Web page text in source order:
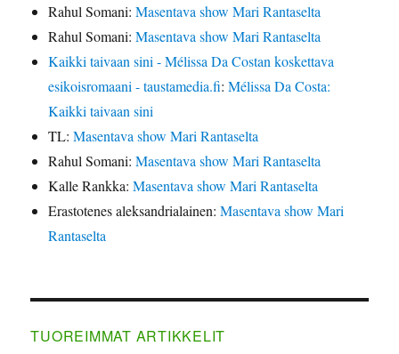
Rahul Somani:Masentava show Mari Rantaselta
Rahul Somani:Masentava show Mari Rantaselta
Kaikki taivaan sini - Mélissa Da Costan koskettava
esikoisromaani - taustamedia.fi:Mélissa Da Costa:
Kaikki taivaan sini
TL:Masentava show Mari Rantaselta
Rahul Somani:Masentava show Mari Rantaselta
Kalle Rankka:Masentava show Mari Rantaselta
Erastotenes aleksandrialainen:Masentava show Mari
Rantaselta
TUOREIMMAT ARTIKKELIT